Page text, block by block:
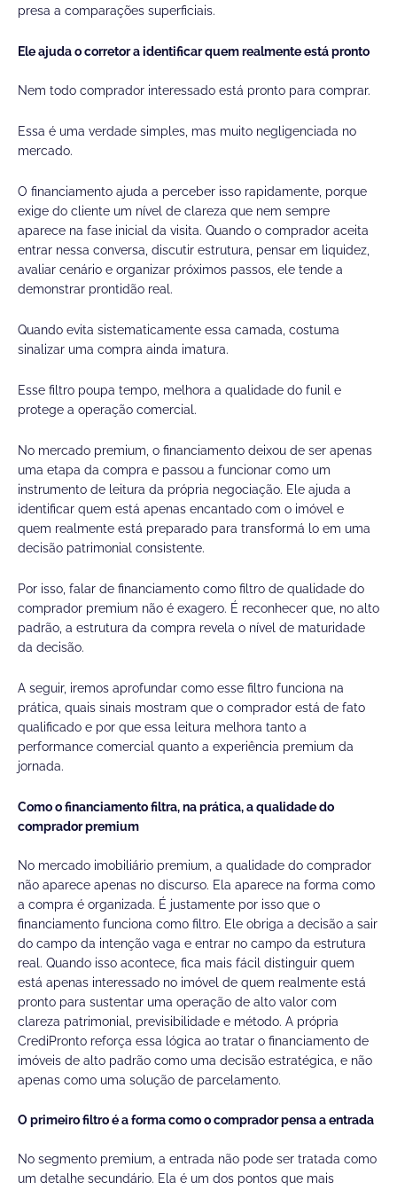
presa a comparações superficiais.
Ele ajuda o corretor a identificar quem realmente está pronto
Nem todo comprador interessado está pronto para comprar.
Essa é uma verdade simples, mas muito negligenciada no
mercado.
O financiamento ajuda a perceber isso rapidamente, porque
exige do cliente um nível de clareza que nem sempre
aparece na fase inicial da visita. Quando o comprador aceita
entrar nessa conversa, discutir estrutura, pensar em liquidez,
avaliar cenário e organizar próximos passos, ele tende a
demonstrar prontidão real.
Quando evita sistematicamente essa camada, costuma
sinalizar uma compra ainda imatura.
Esse filtro poupa tempo, melhora a qualidade do funil e
protege a operação comercial.
No mercado premium, o financiamento deixou de ser apenas
uma etapa da compra e passou a funcionar como um
instrumento de leitura da própria negociação. Ele ajuda a
identificar quem está apenas encantado com o imóvel e
quem realmente está preparado para transformá lo em uma
decisão patrimonial consistente.
Por isso, falar de financiamento como filtro de qualidade do
comprador premium não é exagero. É reconhecer que, no alto
padrão, a estrutura da compra revela o nível de maturidade
da decisão.
A seguir, iremos aprofundar como esse filtro funciona na
prática, quais sinais mostram que o comprador está de fato
qualificado e por que essa leitura melhora tanto a
performance comercial quanto a experiência premium da
jornada.
Como o financiamento filtra, na prática, a qualidade do
comprador premium
No mercado imobiliário premium, a qualidade do comprador
não aparece apenas no discurso. Ela aparece na forma como
a compra é organizada. É justamente por isso que o
financiamento funciona como filtro. Ele obriga a decisão a sair
do campo da intenção vaga e entrar no campo da estrutura
real. Quando isso acontece, fica mais fácil distinguir quem
está apenas interessado no imóvel de quem realmente está
pronto para sustentar uma operação de alto valor com
clareza patrimonial, previsibilidade e método. A própria
CrediPronto reforça essa lógica ao tratar o financiamento de
imóveis de alto padrão como uma decisão estratégica, e não
apenas como uma solução de parcelamento.
O primeiro filtro é a forma como o comprador pensa a entrada
No segmento premium, a entrada não pode ser tratada como
um detalhe secundário. Ela é um dos pontos que mais